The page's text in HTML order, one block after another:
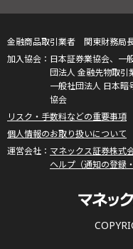
金融商品取引業者 関東財務局
日本証券業協会、一
団法人 金融先物取引
一般社団法人 日本暗
協会
リスク・手数料などの重要事項
個人情報のお取り扱いについて
マネックス証券株式
ヘルプ（通知の登録